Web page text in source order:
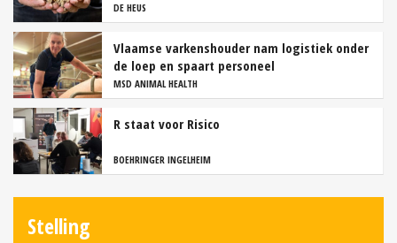
DE HEUS
Vlaamse varkenshouder nam logistiek onder
de loep en spaart personeel
MSD ANIMAL HEALTH
R staat voor Risico
BOEHRINGER INGELHEIM
Stelling